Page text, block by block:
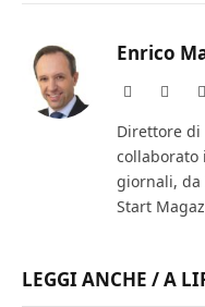
Enrico
Website
Direttore di
collaborato
giornali, da
Start
LEGGI ANCHE / A